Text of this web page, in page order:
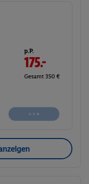
p.P.
176.-
Gesamt 352 €
Buchen